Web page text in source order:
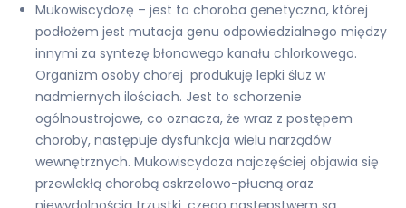
Mukowiscydozę – jest to choroba genetyczna, której
podłożem jest mutacja genu odpowiedzialnego między
innymi za syntezę błonowego kanału chlorkowego.
Organizm osoby chorej produkuję lepki śluz w
nadmiernych ilościach. Jest to schorzenie
ogólnoustrojowe, co oznacza, że wraz z postępem
choroby, następuje dysfunkcja wielu narządów
wewnętrznych. Mukowiscydoza najczęściej objawia się
przewlekłą chorobą oskrzelowo-płucną oraz